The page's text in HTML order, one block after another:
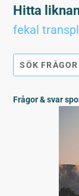
Hitta
fekal
Frågor & svar